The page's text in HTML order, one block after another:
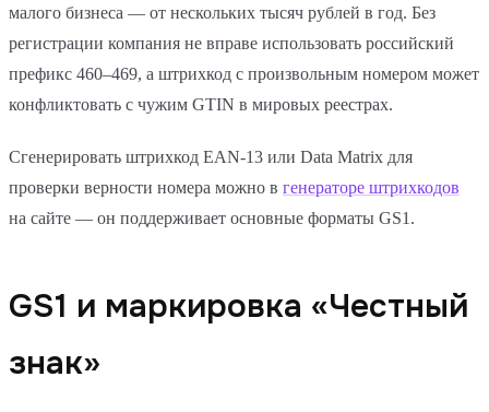
малого бизнеса — от нескольких тысяч рублей в год. Без
регистрации компания не вправе использовать российский
префикс 460–469, а штрихкод с произвольным номером может
конфликтовать с чужим GTIN в мировых реестрах.
Сгенерировать штрихкод EAN-13 или Data Matrix для
проверки верности номера можно в генераторе штрихкодов
на сайте — он поддерживает основные форматы GS1.
GS1 и маркировка «Честный
знак»